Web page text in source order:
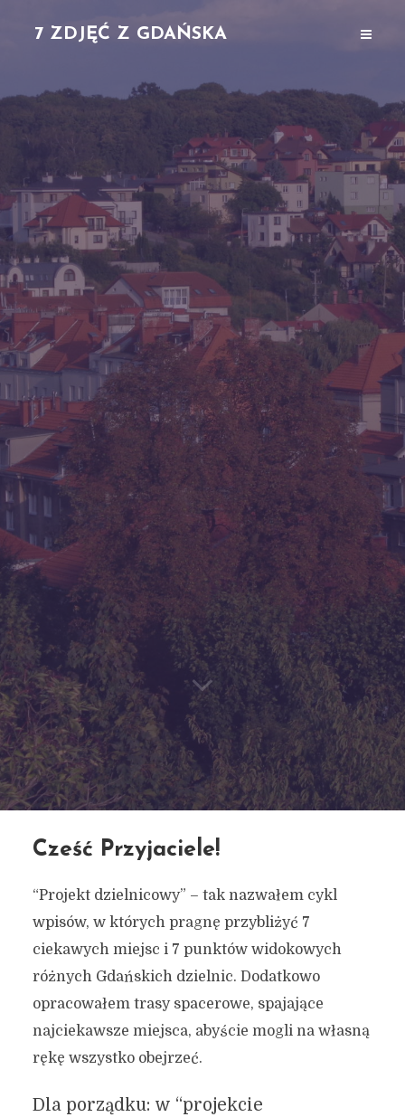
7 ZDJĘĆ Z GDAŃSKA
Cześć Przyjaciele!
“Projekt dzielnicowy” – tak nazwałem cykl
wpisów, w których pragnę przybliżyć 7
ciekawych miejsc i 7 punktów widokowych
różnych Gdańskich dzielnic. Dodatkowo
opracowałem trasy spacerowe, spajające
najciekawsze miejsca, abyście mogli na własną
rękę wszystko obejrzeć.
Dla porządku: w “projekcie